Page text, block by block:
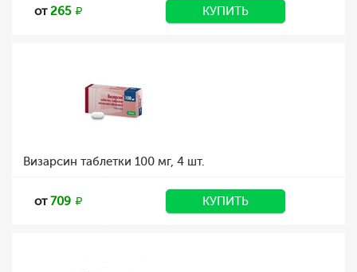
от265 КУПИТЬ
Визарсин таблетки 100 мг, 4 шт.
от709 КУПИТЬ